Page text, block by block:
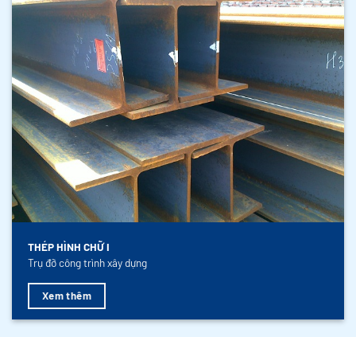
THÉP HÌNH CHỮ I
Trụ đỡ công trình xây dựng
Xem thêm